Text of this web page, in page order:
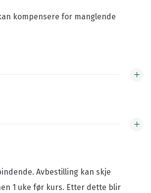
kompensere for manglende
Avbestilling kan skje
1 uke før kurs. Etter dette blir